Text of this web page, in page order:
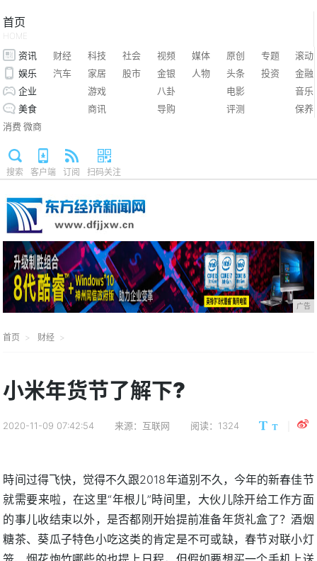
首页
HOME
资讯 财经 科技 社会 视频 媒体 原创 专题
滚动
娱乐
汽车 家居 股市 金银 人物 头条 投资
金融
企业
游戏 八卦 电影
音乐
美食
商讯 导购 评测
保养
消费 微商
搜索 客户端 订阅 扫码关注
广告
首页 财经
小米年货节了解下?
2020-11-09 07:42:54 来源：互联网 阅读：1324
時间过得飞快，觉得不久跟2018年道别不久，今年的新春佳节
就需要来啦，在这里“年根儿”時间里，大伙儿除开给工作方面
的事儿收结束以外，是否都刚开始提前准备年货礼盒了？酒烟
糖茶、葵瓜子特色小吃这类的肯定是不可或缺，春节对联小灯